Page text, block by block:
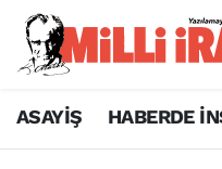
ASAYİŞ HABERDE